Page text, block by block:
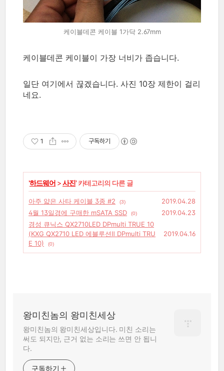
케이블데콘 케이블 1가닥 2.67mm
케이블데콘 케이블이 가장 너비가 좁습니다.
일단 여기에서 끊겠습니다. 사진 10장 제한이 걸리
네요.
1 구독하기
'하드웨어 >사진' 카테고리의 다른 글
아주 얇은 사타 케이블 3종 #2 (3)
2019.04.28
4월 13일경에 구매한 mSATA SSD
(0)
2019.04.23
경성 큐닉스 QX2710LED DPmulti TRUE 10
(KXG QX2710 LED 에블루션Ⅱ DPmulti TRU
E 10)
(0)
2019.04.16
왕미친놈의 왕미친세상
왕미친놈의 왕미친세상입니다. 미친 소리는
써도 되지만, 근거 없는 소리는 쓰면 안 됩니
다.
구독하기